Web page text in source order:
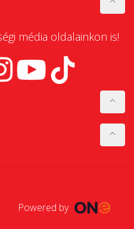
média oldalainkon is!
Powered by